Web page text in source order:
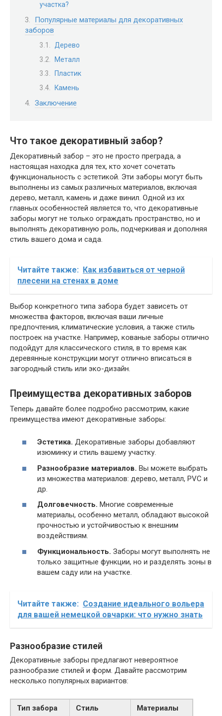
участка?
Популярные материалы для декоративных
заборов
Дерево
Металл
Пластик
Камень
Заключение
Что такое декоративный забор?
Декоративный забор – это не просто преграда, а
настоящая находка для тех, кто хочет сочетать
функциональность с эстетикой. Эти заборы могут быть
выполнены из самых различных материалов, включая
дерево, металл, камень и даже винил. Одной из их
главных особенностей является то, что декоративные
заборы могут не только ограждать пространство, но и
выполнять декоративную роль, подчеркивая и дополняя
стиль вашего дома и сада.
Читайте также: Как избавиться от черной
плесени на стенах в доме
Выбор конкретного типа забора будет зависеть от
множества факторов, включая ваши личные
предпочтения, климатические условия, а также стиль
построек на участке. Например, кованые заборы отлично
подойдут для классического стиля, в то время как
деревянные конструкции могут отлично вписаться в
загородный стиль или эко-дизайн.
Преимущества декоративных заборов
Теперь давайте более подробно рассмотрим, какие
преимущества имеют декоративные заборы:
Эстетика. Декоративные заборы добавляют
изюминку и стиль вашему участку.
Разнообразие материалов. Вы можете выбрать
из множества материалов: дерево, металл, PVC и
др.
Долговечность. Многие современные
материалы, особенно металл, обладают высокой
прочностью и устойчивостью к внешним
воздействиям.
Функциональность. Заборы могут выполнять не
только защитные функции, но и разделять зоны в
вашем саду или на участке.
Читайте также: Создание идеального вольера
для вашей немецкой овчарки: что нужно знать
Разнообразие стилей
Декоративные заборы предлагают невероятное
разнообразие стилей и форм. Давайте рассмотрим
несколько популярных вариантов:
Тип забора Стиль Материалы